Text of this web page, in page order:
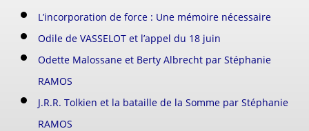
L’incorporation de force : Une mémoire nécessaire
Odile de VASSELOT et l’appel du 18 juin
Odette Malossane et Berty Albrecht par Stéphanie
RAMOS
J.R.R. Tolkien et la bataille de la Somme par Stéphanie
RAMOS